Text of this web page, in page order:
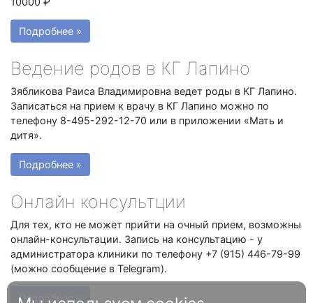
Подробнее »
Ведение родов в КГ Лапино
Зябликова Раиса Владимировна ведет роды в КГ Лапино.
Записаться на прием к врачу в КГ Лапино можно по
телефону 8-495-292-12-70 или в приложении «Мать и
дитя».
Подробнее »
Онлайн консультции
Для тех, кто не может прийти на очный прием, возможны
онлайн-консультации. Запись на консультацию - у
администратора клиники по телефону +7 (915) 446-79-99
(можно сообщение в Telegram).
Подробнее »